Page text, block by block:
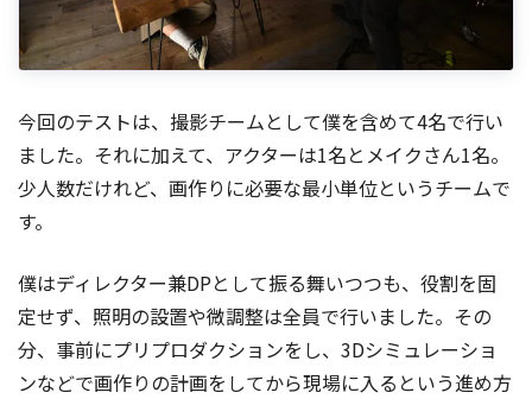
今回のテストは、撮影チームとして僕を含めて4名で行い
ました。それに加えて、アクターは1名とメイクさん1名。
少人数だけれど、画作りに必要な最小単位というチームで
す。
僕はディレクター兼DPとして振る舞いつつも、役割を固
定せず、照明の設置や微調整は全員で行いました。その
分、事前にプリプロダクションをし、3Dシミュレーショ
ンなどで画作りの計画をしてから現場に入るという進め方